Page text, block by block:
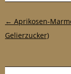
Post-Navigation
← Aprikosen-
Gelierzucker)